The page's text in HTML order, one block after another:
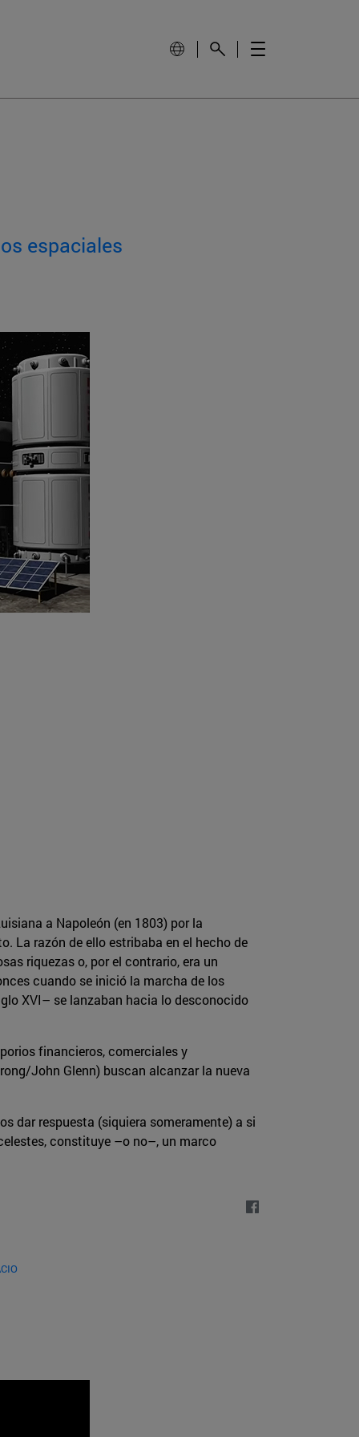
espaciales
a Napoleón (en 1803) por la
La razón de ello estribaba en el hecho de
riquezas o, por el contrario, era un
cuando se inició la marcha de los
XVI– se lanzaban hacia lo desconocido
financieros, comerciales y
John Glenn) buscan alcanzar la nueva
dar respuesta (siquiera someramente) a si
constituye –o no–, un marco